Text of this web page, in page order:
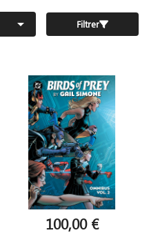
 Filtrer
100,00 €